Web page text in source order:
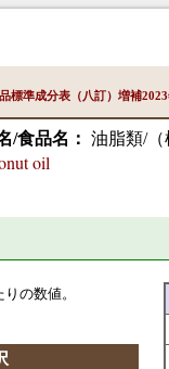
標準成分表（八訂）増補
/食品名： 油脂類/
oil
りの数値。